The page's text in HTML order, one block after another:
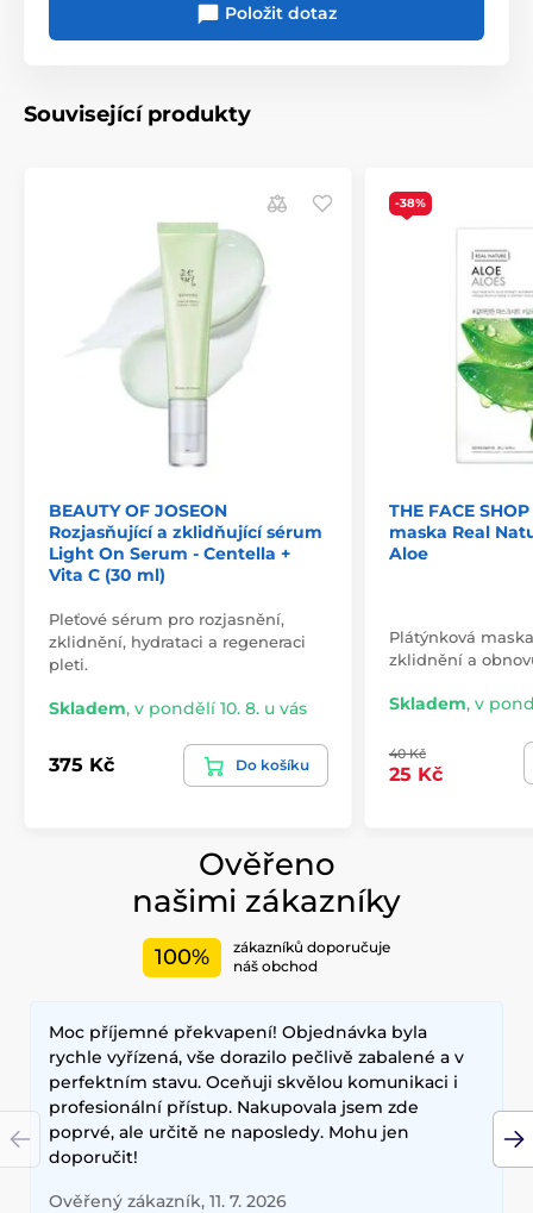
Položit dotaz
Související produkty
BEAUTY OF JOSEON
Rozjasňující a zklidňující sérum
Light On Serum - Centella +
Vita C (30 ml)
Pleťové sérum pro rozjasnění,
zklidnění, hydrataci a regeneraci
pleti.
Skladem, v pondělí 10. 8. u vás
375 Kč Do košíku
-38%
THE FACE
maska Real
Aloe
Plátýnková
zklidnění a
Skladem, v
40 Kč
25 Kč
Ověřeno
našimi zákazníky
100%
zákazníků doporučuje
náš obchod
Moc příjemné překvapení! Objednávka byla
rychle vyřízená, vše dorazilo pečlivě zabalené a v
perfektním stavu. Oceňuji skvělou komunikaci i
profesionální přístup. Nakupovala jsem zde
poprvé, ale určitě ne naposledy. Mohu jen
doporučit!
Ověřený zákazník, 11. 7. 2026